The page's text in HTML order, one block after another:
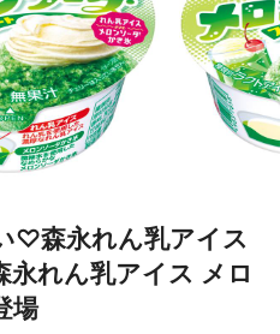
♡森永れん乳アイス
永れん乳アイス メロ
場